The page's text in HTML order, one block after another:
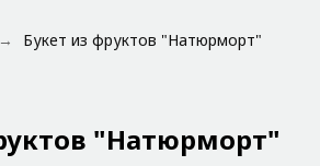
Букет из фруктов "Натюрморт"
"Натюрморт"